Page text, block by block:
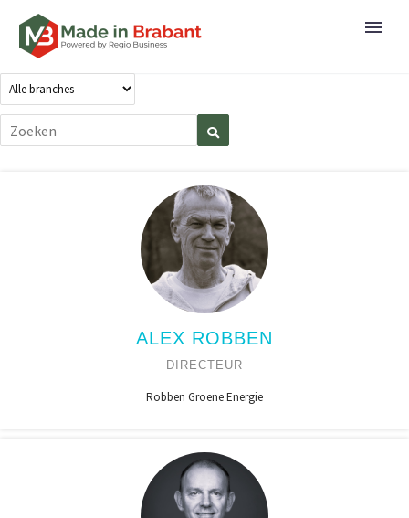
ALEX ROBBEN
DIRECTEUR
Robben Groene Energie